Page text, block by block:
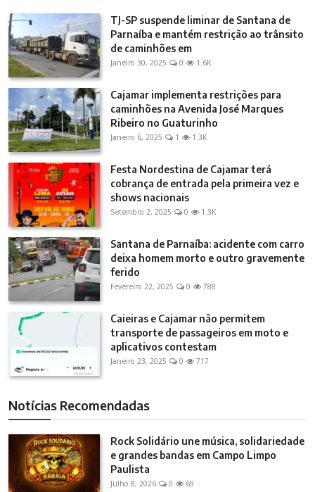
TJ-SP suspende liminar de Santana de
Parnaíba e mantém restrição ao trânsito
de caminhões em
Janeiro 30, 2025 0 1.6K
Cajamar implementa restrições para
caminhões na Avenida José Marques
Ribeiro no Guaturinho
Janeiro 6, 2025 1 1.3K
Festa Nordestina de Cajamar terá
cobrança de entrada pela primeira vez e
shows nacionais
Setembro 2, 2025 0 1.3K
Santana de Parnaíba: acidente com carro
deixa homem morto e outro gravemente
ferido
Fevereiro 22, 2025 0 788
Caieiras e Cajamar não permitem
transporte de passageiros em moto e
aplicativos contestam
Janeiro 23, 2025 0 717
Notícias Recomendadas
Rock Solidário une música, solidariedade
e grandes bandas em Campo Limpo
Paulista
Julho 8, 2026 0 69